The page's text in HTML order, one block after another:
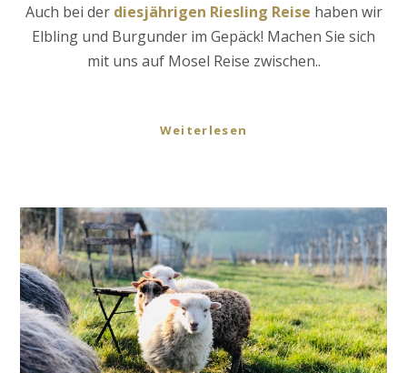
Auch bei der diesjährigen Riesling Reise haben wir
Elbling und Burgunder im Gepäck! Machen Sie sich
mit uns auf Mosel Reise zwischen..
Weiterlesen